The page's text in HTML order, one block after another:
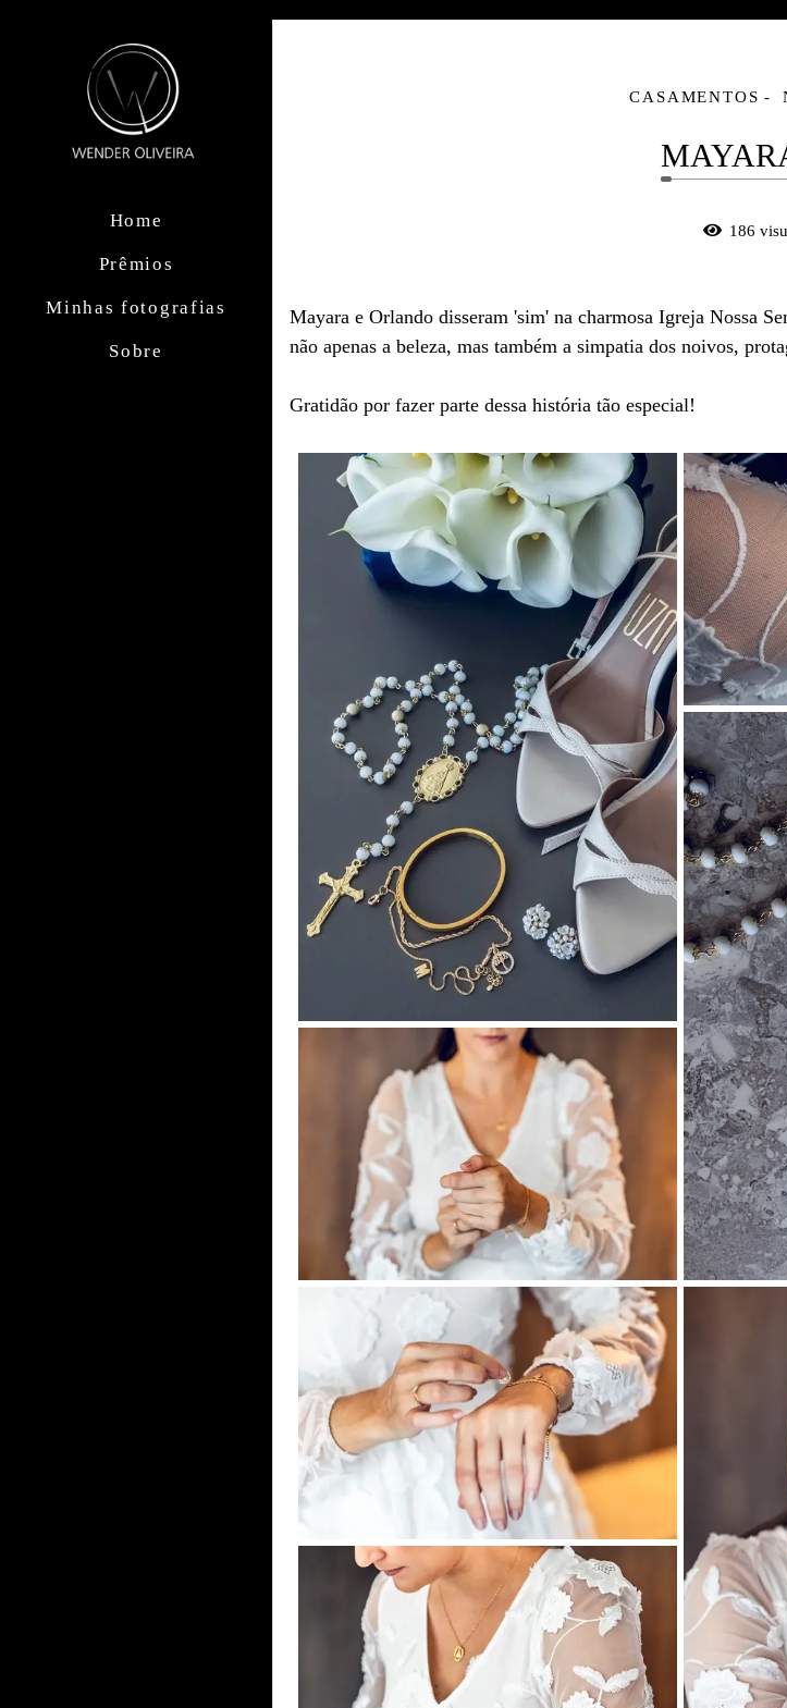
Home
Prêmios
Minhas fotografias
Sobre
CASAMENTOS
186
Mayara e Orlando disseram 'sim' na charmosa Igreja Nossa
não apenas a beleza, mas também a simpatia dos noivos,
Gratidão por fazer parte dessa história tão especial!